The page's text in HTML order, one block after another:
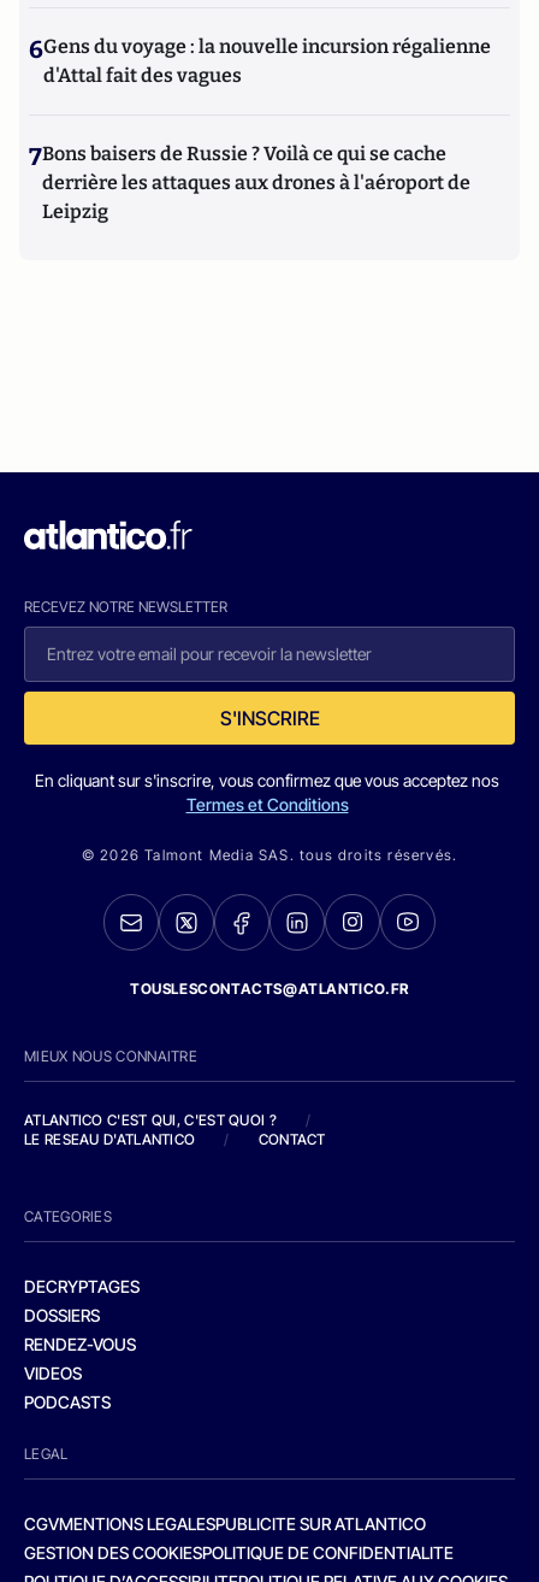
6Gens du voyage : la nouvelle incursion régalienne
d'Attal fait des vagues
7Bons baisers de Russie ? Voilà ce qui se cache
derrière les attaques aux drones à l'aéroport de
Leipzig
RECEVEZ NOTRE NEWSLETTER
S'INSCRIRE
En cliquant sur s'inscrire, vous confirmez que vous acceptez nos
Termes et Conditions
© 2026 Talmont Media SAS. tous droits réservés.
TOUSLESCONTACTS@ATLANTICO.FR
MIEUX NOUS CONNAITRE
ATLANTICO C'EST QUI, C'EST QUOI ?
/
LE RESEAU D'ATLANTICO
/ CONTACT
CATEGORIES
DECRYPTAGES
DOSSIERS
RENDEZ-VOUS
VIDEOS
PODCASTS
LEGAL
CGVMENTIONS LEGALESPUBLICITE SUR ATLANTICO
GESTION DES COOKIESPOLITIQUE DE CONFIDENTIALITE